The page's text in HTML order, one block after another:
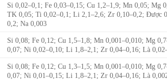
Si 0,02–0,1; Fe 0,03–0,15; Cu 1,2–1,9; Mn 0,05; Mg
TK 0,05; Ti 0,02–0,1; Li 2,1–2,6; Zr 0,10–0,2; Được
0,2; Na 0,003
Si 0,08; Fe 0,12; Cu 1,5–1,8; Mn 0,001–0,010; Mg
0,07; Ni 0,02–0,10; Li 1,8–2,1; Zr 0,04–0,16; Là
Si 0,08; Fe 0,12; Cu 1,3–1,5; Mn 0,001–0,010; Mg
0,07; Ni 0,01–0,15; Li 1,8–2,1; Zr 0,04–0,16; Là